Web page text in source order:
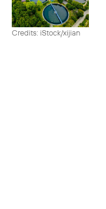
Credits: iStock/xijian